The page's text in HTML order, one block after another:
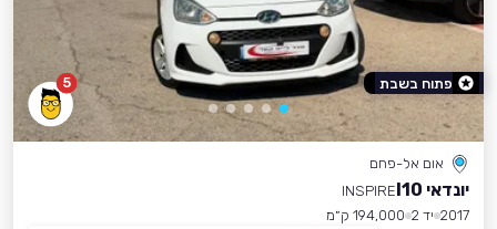
5
אום אל-פחם
יונדאי I10
INSPIRE
2017 יד 2
194,000 ק״מ
פתוח בשבת